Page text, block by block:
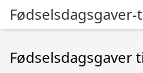
Fødselsdagsgaver